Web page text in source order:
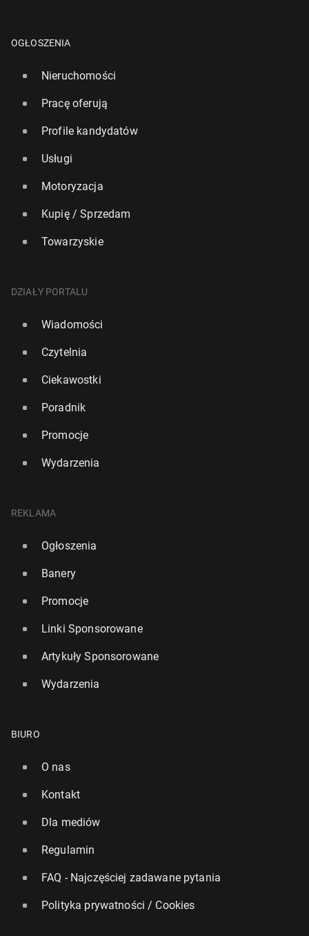
OGŁOSZENIA
Nieruchomości
Pracę oferują
Profile kandydatów
Usługi
Motoryzacja
Kupię / Sprzedam
Towarzyskie
DZIAŁY PORTALU
Wiadomości
Czytelnia
Ciekawostki
Poradnik
Promocje
Wydarzenia
REKLAMA
Ogłoszenia
Banery
Promocje
Linki Sponsorowane
Artykuły Sponsorowane
Wydarzenia
BIURO
O nas
Kontakt
Dla mediów
Regulamin
FAQ - Najczęściej zadawane pytania
Polityka prywatności / Cookies